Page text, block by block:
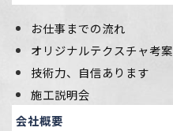
お仕事までの流れ
オリジナルテクスチャ考案
技術力、自信あります
施工説明会
会社概要